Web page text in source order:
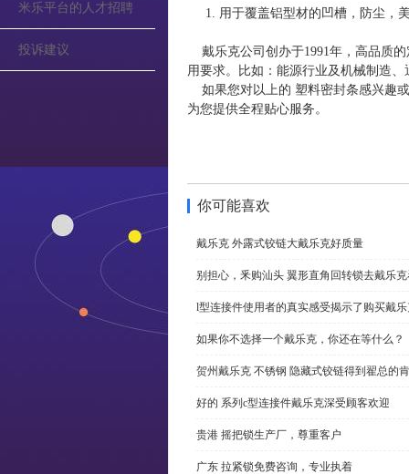
米乐平台的人才招聘
投诉建议
1. 用于覆盖铝型材的凹槽，防尘，
戴乐克公司创办于1991年，高品质
用要求。比如：能源行业及机械制造
如果您对以上的 塑料密封条感兴趣
为您提供全程贴心服务。
你可能喜欢
戴乐克 外露式铰链大戴乐克好质量
别担心，釆购汕头 翼形直角回转锁去戴乐
l型连接件使用者的真实感受揭示了购买戴
如果你不选择一个戴乐克，你还在等什么？
贺州戴乐克 不锈钢 隐藏式铰链得到翟总的
好的 系列c型连接件戴乐克深受顾客欢迎
贵港 摇把锁生产厂，尊重客户
广东 拉紧锁免费咨询，专业执着